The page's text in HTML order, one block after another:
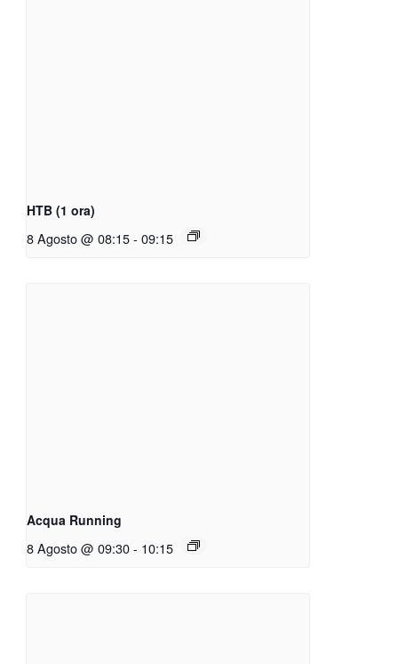
HTB (1 ora)
8 Agosto @ 08:15 - 09:15
Acqua Running
8 Agosto @ 09:30 - 10:15